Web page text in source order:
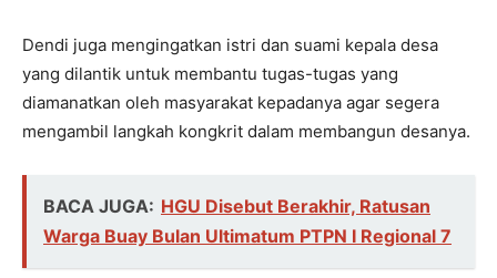
Dendi juga mengingatkan istri dan suami kepala desa
yang dilantik untuk membantu tugas-tugas yang
diamanatkan oleh masyarakat kepadanya agar segera
mengambil langkah kongkrit dalam membangun desanya.
BACA JUGA: HGU Disebut Berakhir, Ratusan
Warga Buay Bulan Ultimatum PTPN I Regional 7